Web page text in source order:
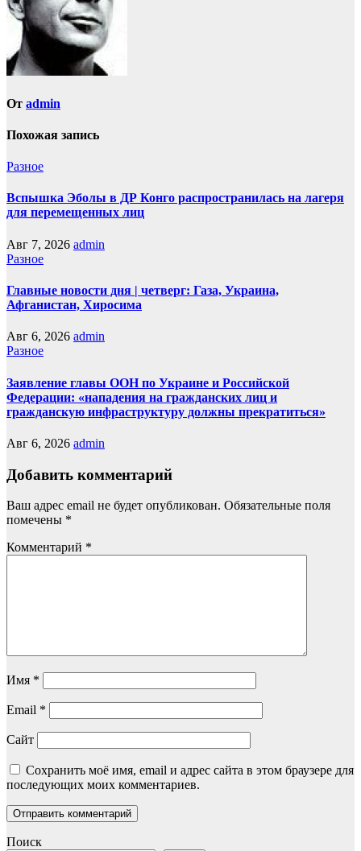
От admin
Похожая запись
Разное
Вспышка Эболы в ДР Конго распространилась на лагеря
для перемещенных лиц
Авг 7, 2026 admin
Разное
Главные новости дня | четверг: Газа, Украина,
Афганистан, Хиросима
Авг 6, 2026 admin
Разное
Заявление главы ООН по Украине и Российской
Федерации: «нападения на гражданских лиц и
гражданскую инфраструктуру должны прекратиться»
Авг 6, 2026 admin
Добавить комментарий
Ваш адрес email не будет опубликован. Обязательные поля
помечены *
Комментарий *
Имя *
Email *
Сайт
Сохранить моё имя, email и адрес сайта в этом браузере для
последующих моих комментариев.
Поиск